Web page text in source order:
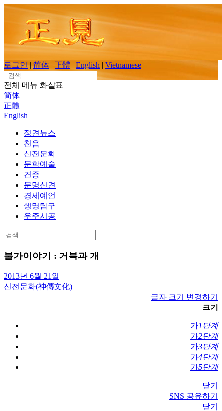
Skip
content
로그인 | 简体 | 正體 | English | Vietnamese
Search
for:
전체 메뉴 화살표
简体
正體
English
정견뉴스
천음
신전문화
문학예술
견증
문명신견
경세예언
생명탐구
우주시공
Search
for:
불가이야기 : 거북과 개
2013년 6월 21일
신전문화(神傳文化)
글자 크기 변경하기
크기
가1단계
가2단계
가3단계
가4단계
가5단계
닫기
SNS 공유하기
닫기